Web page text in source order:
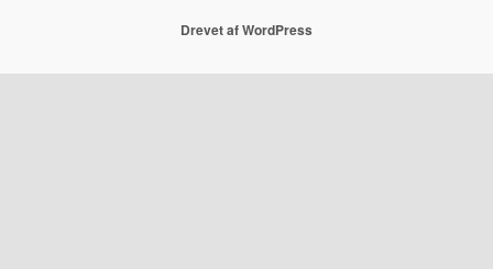
Drevet af WordPress